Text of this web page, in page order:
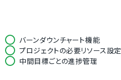
バーンダウンチャート機能
プロジェクトの必要リソース設定
中間目標ごとの進捗管理